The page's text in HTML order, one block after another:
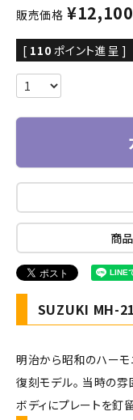
販売価格 ¥12,100
[ 110 ポイント進呈 ]
商
SUZUKI MH-
明治から昭和のハー
復刻モデル。 当時の雰
ボディにプレートを釘